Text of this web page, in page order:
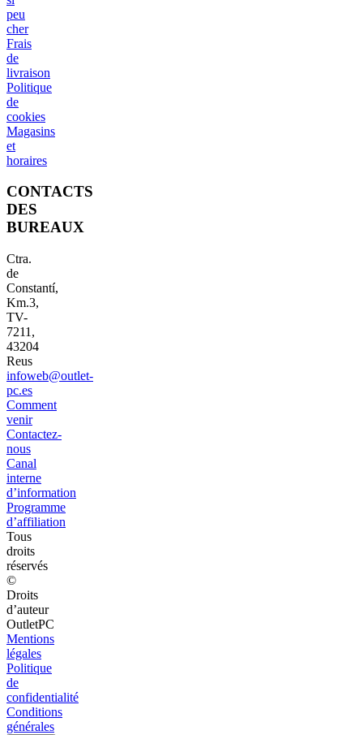
peu
cher
Frais
de
livraison
Politique
de
cookies
Magasins
et
horaires
CONTACTS
DES
BUREAUX
Ctra.
de
Constantí,
Km.3,
TV-
7211,
43204
Reus
infoweb@outlet-
pc.es
Comment
venir
Contactez-
nous
Canal
interne
d’information
Programme
d’affiliation
Tous
droits
réservés
©
Droits
d’auteur
OutletPC
Mentions
légales
Politique
de
confidentialité
Conditions
générales